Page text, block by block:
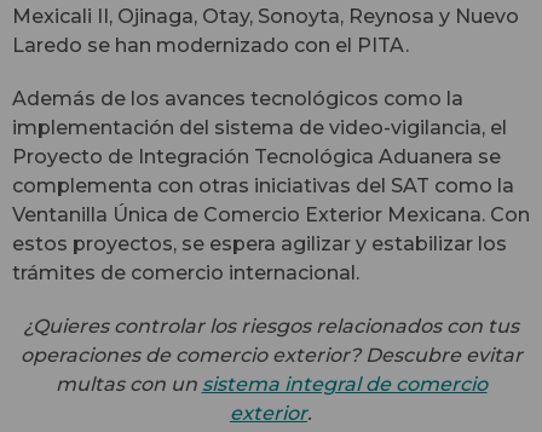
Mexicali II, Ojinaga, Otay, Sonoyta, Reynosa y Nuevo
Laredo se han modernizado con el PITA.
Además de los avances tecnológicos como la
implementación del sistema de video-vigilancia, el
Proyecto de Integración Tecnológica Aduanera se
complementa con otras iniciativas del SAT como la
Ventanilla Única de Comercio Exterior Mexicana. Con
estos proyectos, se espera agilizar y estabilizar los
trámites de comercio internacional.
¿Quieres controlar los riesgos relacionados con tus
operaciones de comercio exterior? Descubre evitar
multas con un sistema integral de comercio
exterior.